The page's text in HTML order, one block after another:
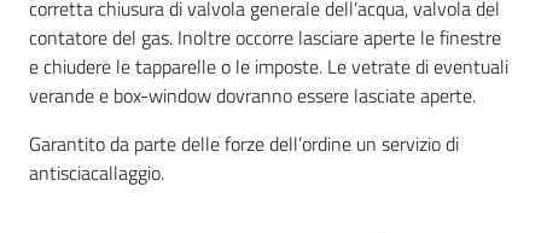
corretta chiusura di valvola generale dell’acqua, valvola del
contatore del gas. Inoltre occorre lasciare aperte le finestre
e chiudere le tapparelle o le imposte. Le vetrate di eventuali
verande e box-window dovranno essere lasciate aperte.
Garantito da parte delle forze dell’ordine un servizio di
antisciacallaggio.